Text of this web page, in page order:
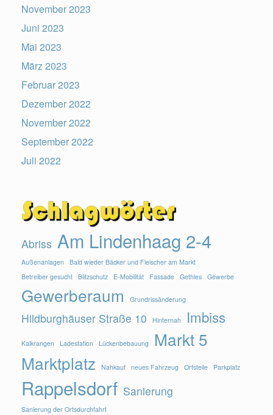
November 2023
Juni 2023
Mai 2023
März 2023
Februar 2023
Dezember 2022
November 2022
September 2022
Juli 2022
Abriss Am Lindenhaag 2-4
Außenanlagen Bald wieder Bäcker und Fleischer am Markt
Betreiber gesucht Blitzschutz E-Mobilität Fassade Gethles Gewerbe
Gewerberaum Grundrissänderung
Hildburghäuser Straße 10 Hinternah Imbiss
Kalkrangen Ladestation Lückenbebauung
Markt 5
Marktplatz
Nahkauf neues Fahrzeug Ortsteile Parkplatz
Rappelsdorf Sanierung
Sanierung der Ortsdurchfahrt